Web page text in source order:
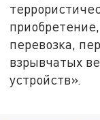
перевозка,
взрывчатых
устройств».